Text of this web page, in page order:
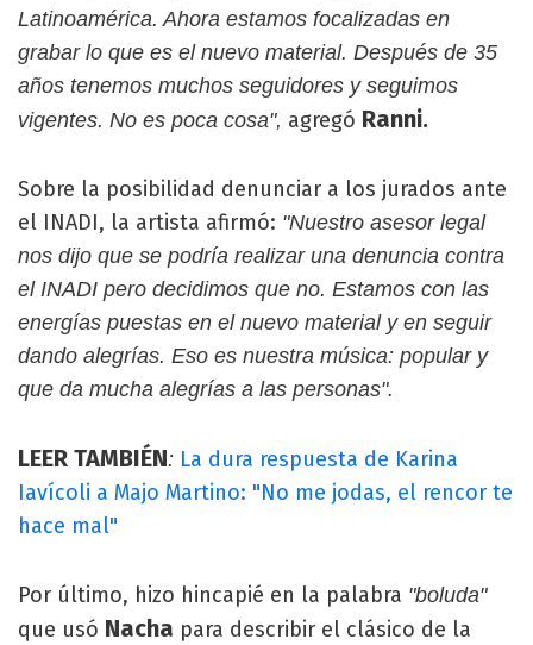
Latinoamérica. Ahora estamos focalizadas en
grabar lo que es el nuevo material. Después de 35
años tenemos muchos seguidores y seguimos
vigentes. No es poca cosa", agregó Ranni.
Sobre la posibilidad denunciar a los jurados ante
el INADI, la artista afirmó: "Nuestro asesor legal
nos dijo que se podría realizar una denuncia contra
el INADI pero decidimos que no. Estamos con las
energías puestas en el nuevo material y en seguir
dando alegrías. Eso es nuestra música: popular y
que da mucha alegrías a las personas".
LEER TAMBIÉN: La dura respuesta de Karina
Iavícoli a Majo Martino: "No me jodas, el rencor te
hace mal"
Por último, hizo hincapié en la palabra "boluda"
que usó Nacha para describir el clásico de la